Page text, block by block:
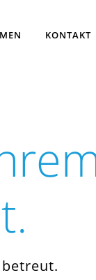
KONTAKT